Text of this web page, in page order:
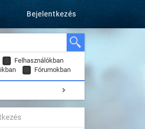
Bejelentkezés
Felhasználókban
Fórumokban